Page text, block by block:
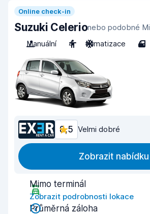
Online check-in
Suzuki Celerionebo podobné
Manuální
4 Klimatizace 4
8,5 Velmi dobré
Zobrazit nabídku
Mimo terminál
Zobrazit podrobnosti lokace
Průměrná záloha